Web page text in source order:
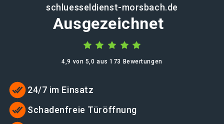
schluesseldienst-morsbach.de
Ausgezeichnet
4,9 von 5,0 aus 173 Bewertungen
24/7 im Einsatz
Schadenfreie Türöffnung